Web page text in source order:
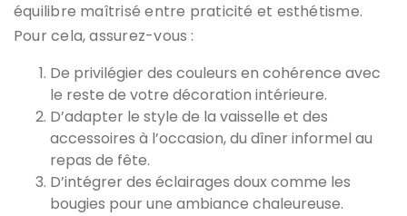
équilibre maîtrisé entre praticité et esthétisme.
Pour cela, assurez-vous :
De privilégier des couleurs en cohérence avec
le reste de votre décoration intérieure.
D’adapter le style de la vaisselle et des
accessoires à l’occasion, du dîner informel au
repas de fête.
D’intégrer des éclairages doux comme les
bougies pour une ambiance chaleureuse.